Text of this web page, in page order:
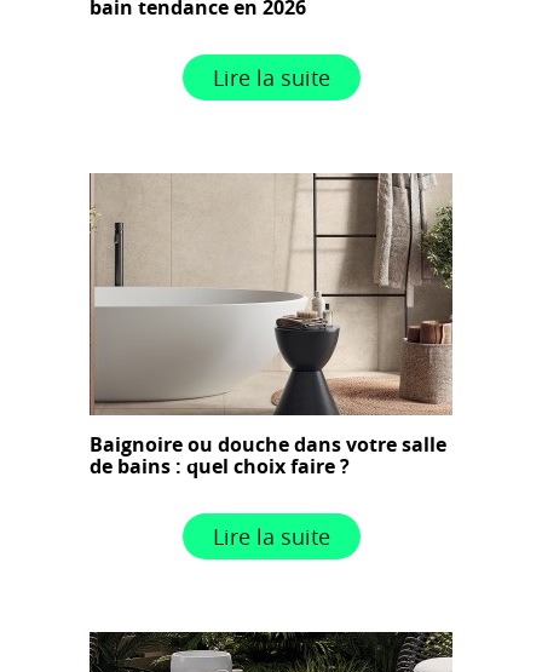
bain tendance en 2026
Lire la suite
Baignoire ou douche dans votre salle
de bains : quel choix faire ?
Lire la suite